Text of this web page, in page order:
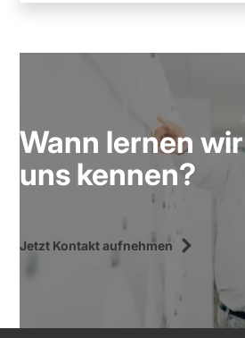
Wann lernen wir
uns kennen?
Jetzt Kontakt aufnehmen